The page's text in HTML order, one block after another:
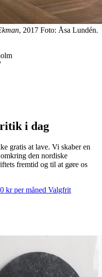
, 2017 Foto: Åsa Lundén.
i dag
gratis at lave. Vi skaber en
den nordiske
fremtid og til at gøre os
kr per måned Valgfrit